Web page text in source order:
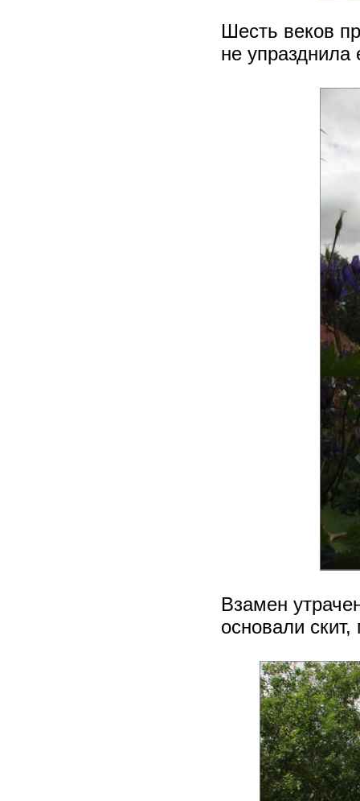
Шесть веков
не упразднила
Взамен
основали